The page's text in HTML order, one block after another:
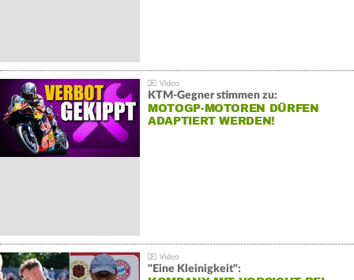
KTM-Gegner stimmen zu:
MOTOGP-MOTOREN DÜRFEN
ADAPTIERT WERDEN!
"Eine Kleinigkeit":